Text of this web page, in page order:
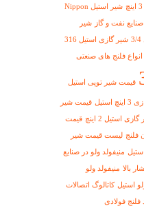
شیر استیل Nippon
نفت و گاز شیر
شیر گازی استیل 316
فلنج های صنعتی
قیمت شیر توپی استیل
قیمت شیر
استیل 2 اینچ قیمت
فلنج لیست قیمت شیر
منیفولد ولو در صنایع
بالا منیفولد ولو
استیل کاتالوگ اتصالات
فلنج فولادی